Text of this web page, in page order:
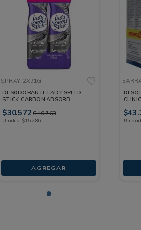
SPRAY 2X91G
DESODORANTE LADY SPEED
STICK CARBON ABSORB
$30.572 $40.763
Unidad $15 286
AGREGAR
$43.
Unidad